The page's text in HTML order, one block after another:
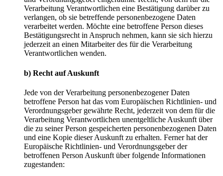
Verarbeitung Verantwortlichen eine Bestätigung darüber zu
verlangen, ob sie betreffende personenbezogene Daten
verarbeitet werden. Möchte eine betroffene Person dieses
Bestätigungsrecht in Anspruch nehmen, kann sie sich hierzu
jederzeit an einen Mitarbeiter des für die Verarbeitung
Verantwortlichen wenden.
b) Recht auf Auskunft
Jede von der Verarbeitung personenbezogener Daten
betroffene Person hat das vom Europäischen Richtlinien- und
Verordnungsgeber gewährte Recht, jederzeit von dem für die
Verarbeitung Verantwortlichen unentgeltliche Auskunft über
die zu seiner Person gespeicherten personenbezogenen Daten
und eine Kopie dieser Auskunft zu erhalten. Ferner hat der
Europäische Richtlinien- und Verordnungsgeber der
betroffenen Person Auskunft über folgende Informationen
zugestanden: